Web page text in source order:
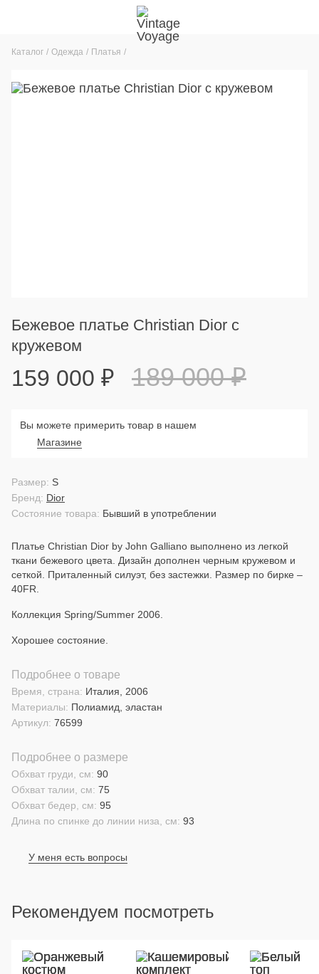
Каталог Одежда Платья
Бежевое платье Christian Dior с
кружевом
159 000 ₽ 189 000₽
Вы можете примерить товар в нашем
Магазине
Состояние товара: Бывший в употреблении
Бренд: Dior
Размер: S
Платье Christian Dior by John Galliano выполнено из легкой
ткани бежевого цвета. Дизайн дополнен черным кружевом и
сеткой. Приталенный силуэт, без застежки. Размер по бирке –
40FR.
Коллекция Spring/Summer 2006.
Хорошее состояние.
Подробнее о товаре
Материалы: Полиамид, эластан
Время, страна: Италия, 2006
Артикул: 76599
Подробнее о размере
Длина по спинке до линии низа, см: 93
Обхват бедер, см: 95
Обхват талии, см: 75
Обхват груди, см: 90
У меня есть вопросы
Рекомендуем посмотреть